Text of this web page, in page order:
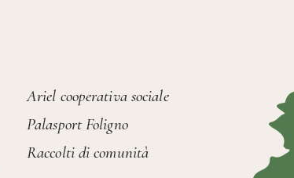
Ariel cooperativa sociale
Palasport Foligno
Raccolti di comunità